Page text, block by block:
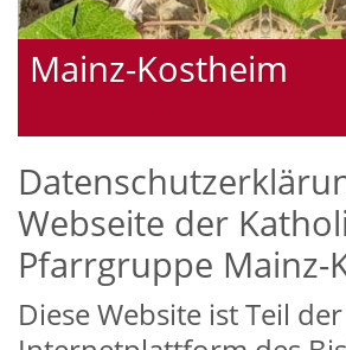
Mainz-Kostheim
Webseite der
Pfarrgruppe Mainz-
Diese Website ist Teil der